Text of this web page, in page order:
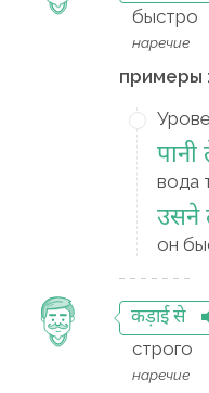
быстро
наречие
примеры :
вода
उसने
он
कड़ाई से
строго
наречие